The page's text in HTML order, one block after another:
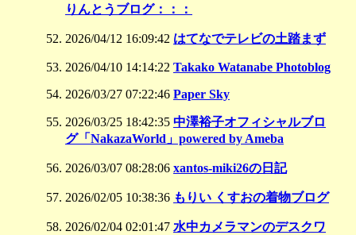
りんとうブログ：：：
2026/04/12 16:09:42 はてなでテレビの土踏まず
2026/04/10 14:14:22 Takako Watanabe Photoblog
2026/03/27 07:22:46 Paper Sky
2026/03/25 18:42:35 中澤裕子オフィシャルブロ
グ「NakazaWorld」powered by Ameba
2026/03/07 08:28:06 xantos-miki26の日記
2026/02/05 10:38:36 もりい くすおの着物ブログ
2026/02/04 02:01:47 水中カメラマンのデスクワ